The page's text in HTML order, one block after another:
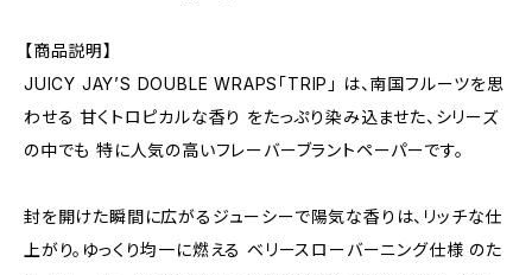
【商品説明】
JUICY JAY’S DOUBLE WRAPS「TRIP」 は、南国フルーツを思
わせる 甘くトロピカルな香り をたっぷり染み込ませた、シリーズ
の中でも 特に人気の高いフレーバーブラントペーパーです。
封を開けた瞬間に広がるジューシーで陽気な香りは、リッチな仕
上がり。ゆっくり均一に燃える ベリースローバーニング仕様 のた